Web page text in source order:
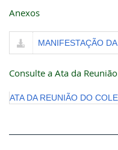
Anexos
MANIFESTAÇÃO
Consulte a Ata da
ATA DA REUNIÃO DO